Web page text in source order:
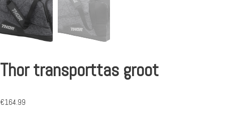
Thor transporttas groot
€164.99